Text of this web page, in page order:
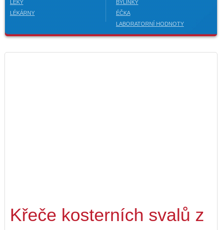
LÉKY
LÉKÁRNY
BYLINKY
ÉČKA
LABORATORNÍ HODNOTY
Křeče kosterních svalů z